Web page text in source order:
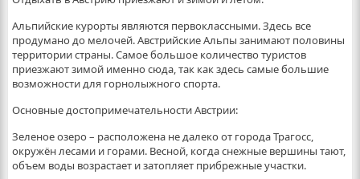
Альпийские курорты являются первоклассными. Здесь все
продумано до мелочей. Австрийские Альпы занимают половины
территории страны. Самое большое количество туристов
приезжают зимой именно сюда, так как здесь самые большие
возможности для горнолыжного спорта.
Основные достопримечательности Австрии:
Зеленое озеро – расположена не далеко от города Трагосс,
окружён лесами и горами. Весной, когда снежные вершины тают,
объем воды возрастает и затопляет прибрежные участки.